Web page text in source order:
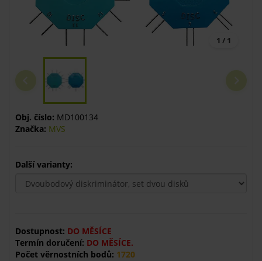
1 / 1
Obj. číslo: MD100134
Značka: MVS
Další varianty:
Dostupnost: DO MĚSÍCE
Termín doručení: DO MĚSÍCE.
Počet věrnostních bodů: 1720